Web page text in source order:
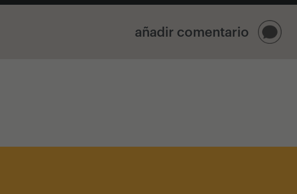
añadir comentario